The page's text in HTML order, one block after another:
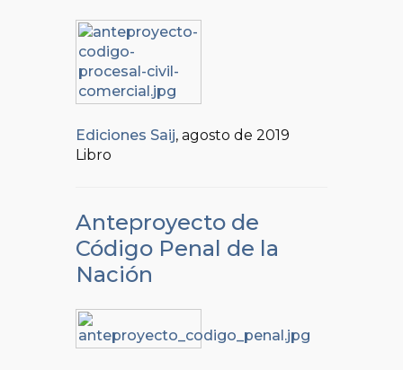
Ediciones Saij, agosto de 2019
Libro
Anteproyecto de
Código Penal de la
Nación